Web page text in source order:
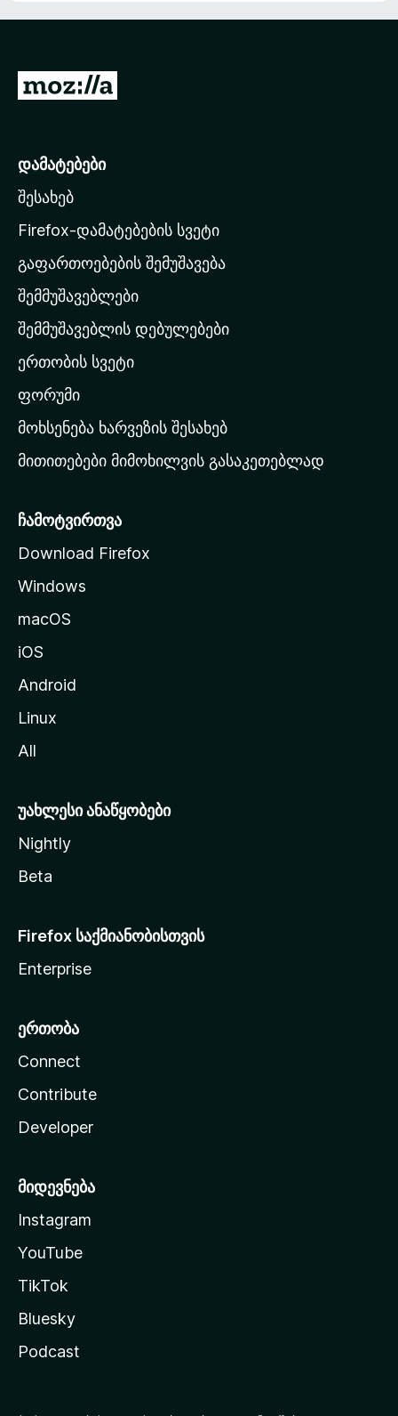
M
l
l
a
ს
მ
თ
ვ
ა
რ
ვ
რ
ზ
ე
დ
ა
ლ
დამატებები
შესახებ
Firefox-დამატებების სვეტი
გაფართოებების შემუშავება
შემმუშავებლები
შემმუშავებლის დებულებები
ერთობის სვეტი
ფორუმი
მოხსენება ხარვეზის შესახებ
მითითებები მიმოხილვის გასაკეთებლად
ჩამოტვირთვა
Download Firefox
Windows
macOS
iOS
Android
Linux
All
უახლესი ანაწყობები
Nightly
Beta
Firefox საქმიანობისთვის
Enterprise
ერთობა
Connect
Contribute
Developer
მიდევნება
Instagram
YouTube
TikTok
Bluesky
Podcast